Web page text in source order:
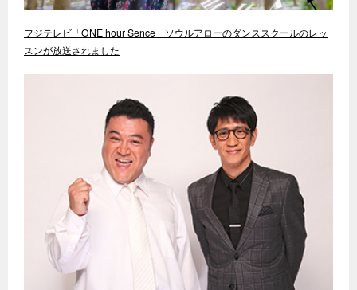
フジテレビ「ONE hour Sence」ソウルアローのダンススクールのレッ
スンが放送されました